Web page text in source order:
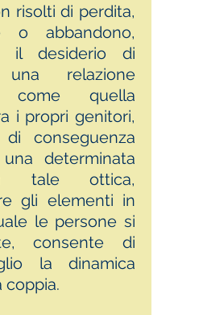
risolti di perdita,
o abbandono,
il desiderio di
relazione
come quella
i propri genitori,
conseguenza
determinata
tale ottica,
gli elementi in
le persone si
consente di
la dinamica
coppia.